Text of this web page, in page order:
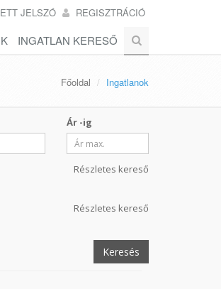
JELSZÓ REGISZTRÁCIÓ
INGATLAN KERESŐ
Főoldal Ingatlanok
Ár -ig
Részletes kereső
Részletes kereső
Keresés